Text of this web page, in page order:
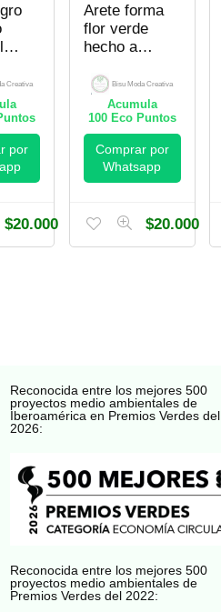
Creativa
por
$20.000
Arete forma
flor verde
hecho a
Bisu Moda
Creativa
Bisu Moda Creativa
Acumula
100Eco Puntos
Comprar por
Whatsapp
$20.000
Reconocida entre los mejores 500
proyectos medio ambientales de
Iberoamérica en Premios Verdes del
2026:
Reconocida entre los mejores 500
proyectos medio ambientales de
Premios Verdes del 2022: